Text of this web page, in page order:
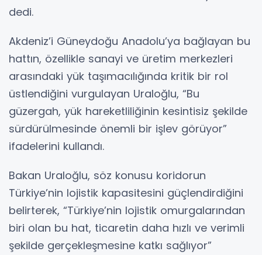
dedi.
Akdeniz’i Güneydoğu Anadolu’ya bağlayan bu
hattın, özellikle sanayi ve üretim merkezleri
arasındaki yük taşımacılığında kritik bir rol
üstlendiğini vurgulayan Uraloğlu, “Bu
güzergah, yük hareketliliğinin kesintisiz şekilde
sürdürülmesinde önemli bir işlev görüyor”
ifadelerini kullandı.
Bakan Uraloğlu, söz konusu koridorun
Türkiye’nin lojistik kapasitesini güçlendirdiğini
belirterek, “Türkiye’nin lojistik omurgalarından
biri olan bu hat, ticaretin daha hızlı ve verimli
şekilde gerçekleşmesine katkı sağlıyor”